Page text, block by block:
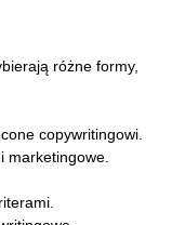
różne formy,
copywritingowi.
marketingowe.